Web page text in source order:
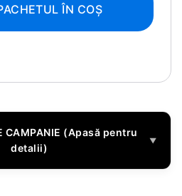
ÎN COȘ
CAMPANIE (Apasă pentru
detalii)
▼